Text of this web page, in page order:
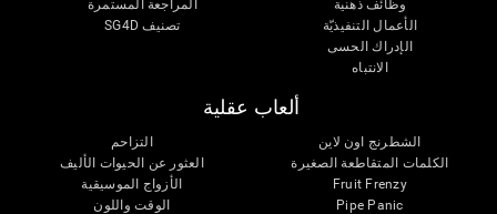
وظائف ذهنية
الأعمال التنفيذيّة
الإدراك الحسى
الانتباه
المراجعة المستمرة
تصنيف SG4D
ألعاب عقلية
الشطرنج اون لاين
الكلمات المتقاطعة الصغيرة
Fruit Frenzy
Pipe Panic
التزاحم
العثور عن الحيوات الأليف
الأزواج الموسيقية
الوقت واللون